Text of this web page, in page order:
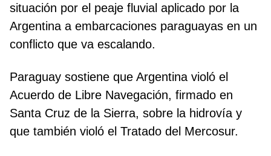
situación por el peaje fluvial aplicado por la
Argentina a embarcaciones paraguayas en un
conflicto que va escalando.
Paraguay sostiene que Argentina violó el
Acuerdo de Libre Navegación, firmado en
Santa Cruz de la Sierra, sobre la hidrovía y
que también violó el Tratado del Mercosur.